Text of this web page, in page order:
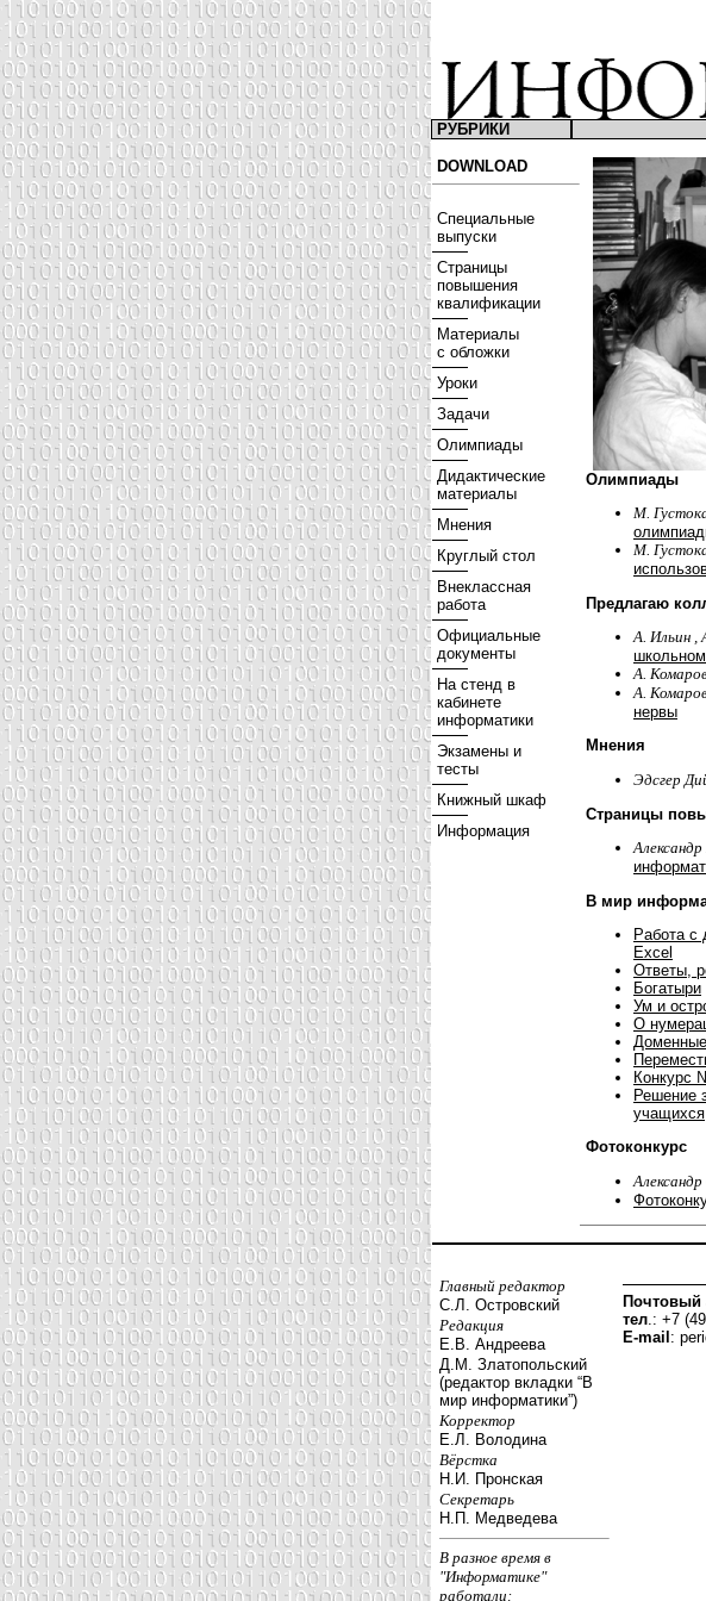
РУБРИКИ
DOWNLOAD
Специальные
выпуски
Страницы
повышения
квалификации
Материалы
с обложки
Уроки
Задачи
Олимпиады
Дидактические
материалы
Мнения
Круглый стол
Внеклассная
работа
Официальные
документы
На стенд в
кабинете
информатики
Экзамены и
тесты
Книжный шкаф
Информация
Олимпиады
М.
М.
Предлагаю
А. Ильин ,
А.
А.
нервы
Мнения
Эдсгер
Страницы
Александр
В мир
Работа с
Excel
Ответы,
Богатыри
Ум и
О
Конкурс
Решение
учащихся
Фотоконкурс
Главный редактор
С.Л. Островский
Редакция
Е.В. Андреева
Д.М. Златопольский
(редактор вкладки “В
мир информатики”)
Корректор
Е.Л. Володина
Вёрстка
Н.И. Пронская
Секретарь
Н.П. Медведева
В разное время в
"Информатике"
работали:
Почтовый
тел.: +7
E-mail :